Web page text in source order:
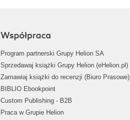
Współpraca
Program partnerski Grupy Helion SA
Sprzedawaj książki Grupy Helion (eHelion.pl)
Zamawiaj książki do recenzji (Biuro Prasowe)
BIBLIO Ebookpoint
Custom Publishing - B2B
Praca w Grupie Helion